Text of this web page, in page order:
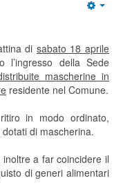
di sabato 18 aprile
l’ingresso della Sede
mascherine in
residente nel Comune.
in modo ordinato,
di mascherina.
a far coincidere il
di generi alimentari